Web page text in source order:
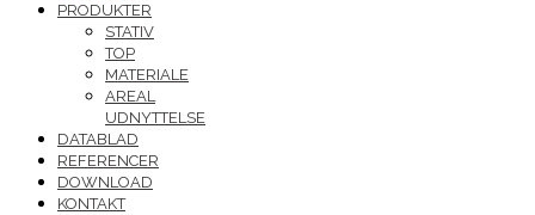
PRODUKTER
STATIV
TOP
MATERIALE
AREAL
UDNYTTELSE
DATABLAD
REFERENCER
DOWNLOAD
KONTAKT